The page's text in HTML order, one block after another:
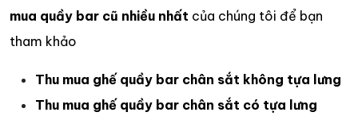
mua quầy bar cũ nhiều nhất của chúng tôi để bạn
tham khảo
Thu mua ghế quầy bar chân sắt không tựa lưng
Thu mua ghế quầy bar chân sắt có tựa lưng